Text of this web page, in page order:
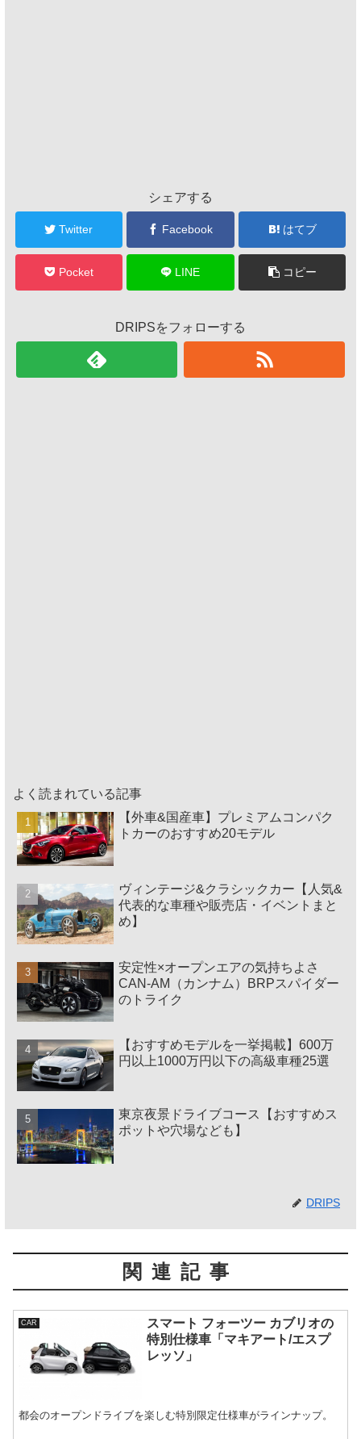
シェアする
Twitter Facebook はてブ
Pocket LINE コピー
DRIPSをフォローする
よく読まれている記事
【外車&国産車】プレミアムコンパク
トカーのおすすめ20モデル
ヴィンテージ&クラシックカー【人気&
代表的な車種や販売店・イベントまと
め】
安定性×オープンエアの気持ちよさ
CAN-AM（カンナム）BRPスパイダー
のトライク
【おすすめモデルを一挙掲載】600万
円以上1000万円以下の高級車種25選
東京夜景ドライブコース【おすすめス
ポットや穴場なども】
DRIPS
関連記事
CAR
スマート フォーツー カブリオの
特別仕様車「マキアート/エスプ
レッソ」
都会のオープンドライブを楽しむ特別限定仕様車がラインナップ。